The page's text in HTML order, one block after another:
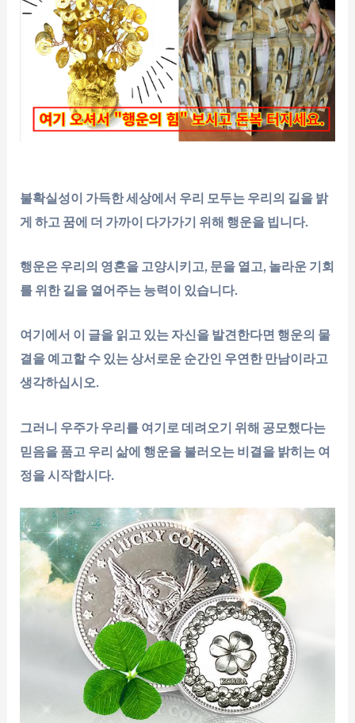
불확실성이 가득한 세상에서 우리 모두는 우리의 길을 밝
게 하고 꿈에 더 가까이 다가가기 위해 행운을 빕니다.
행운은 우리의 영혼을 고양시키고, 문을 열고, 놀라운 기회
를 위한 길을 열어주는 능력이 있습니다.
여기에서 이 글을 읽고 있는 자신을 발견한다면 행운의 물
결을 예고할 수 있는 상서로운 순간인 우연한 만남이라고
생각하십시오.
그러니 우주가 우리를 여기로 데려오기 위해 공모했다는
믿음을 품고 ​​우리 삶에 행운을 불러오는 비결을 밝히는 여
정을 시작합시다.